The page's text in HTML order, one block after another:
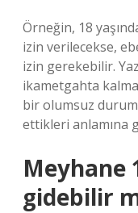
Örneğin, 18
izin verilecekse,
izin gerekebilir.
ikametgahta
bir olumsuz
ettikleri anlamına
Meyhane
gidebilir